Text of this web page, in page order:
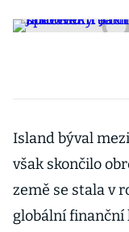
Island býval
však skončilo
země se stala v
globální finanční